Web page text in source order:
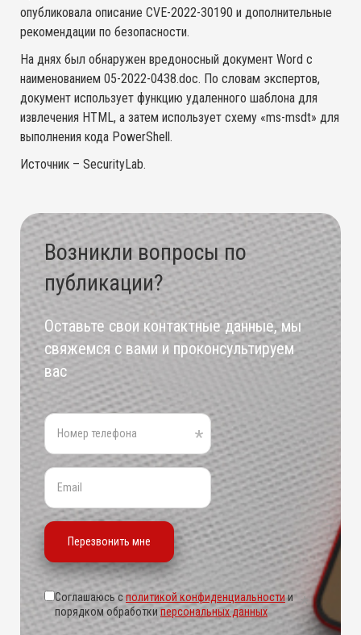
опубликовала описание CVE-2022-30190 и дополнительные
рекомендации по безопасности.
На днях был обнаружен вредоносный документ Word с
наименованием 05-2022-0438.doc. По словам экспертов,
документ использует функцию удаленного шаблона для
извлечения HTML, а затем использует схему «ms-msdt» для
выполнения кода PowerShell.
Источник – SecurityLab.
Возникли вопросы по
публикации?
Оставьте свои контактные данные, мы
свяжемся с вами и проконсультируем
вас
Соглашаюсь сполитикой конфиденциальностии
порядком обработкиперсональных данных
и специальных предложений.
Alternative:
и специальных предложений.
Alternative:
и специальных предложений.
Alternative:
Соглашаюсь наполучение уведомленийо сроках
окончания сертификатов, лицензий, подписок, акций
и специальных предложений.
Alternative:
Соглашаюсь сполитикой конфиденциальности
порядком обработки
персональных данных
Соглашаюсь наполучение уведомленийо сроках
окончания сертификатов, лицензий, подписок, акций
и специальных предложений.
Alternative: